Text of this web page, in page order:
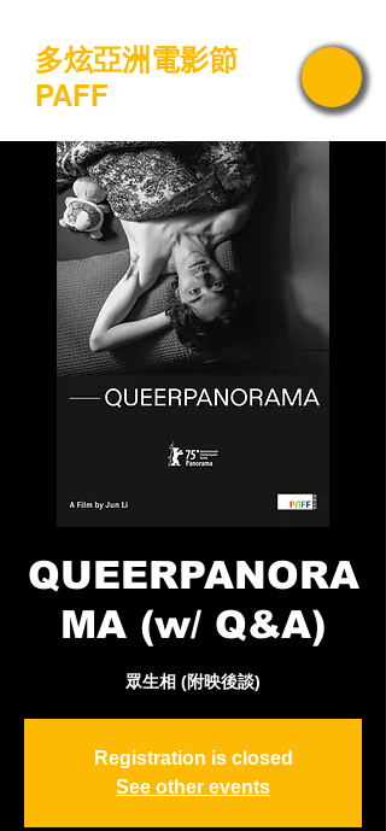
多炫亞洲電影節
PAFF
QUEERPANORA
MA (w/ Q&A)
眾生相 (附映後談)
Registration is closed
See other events